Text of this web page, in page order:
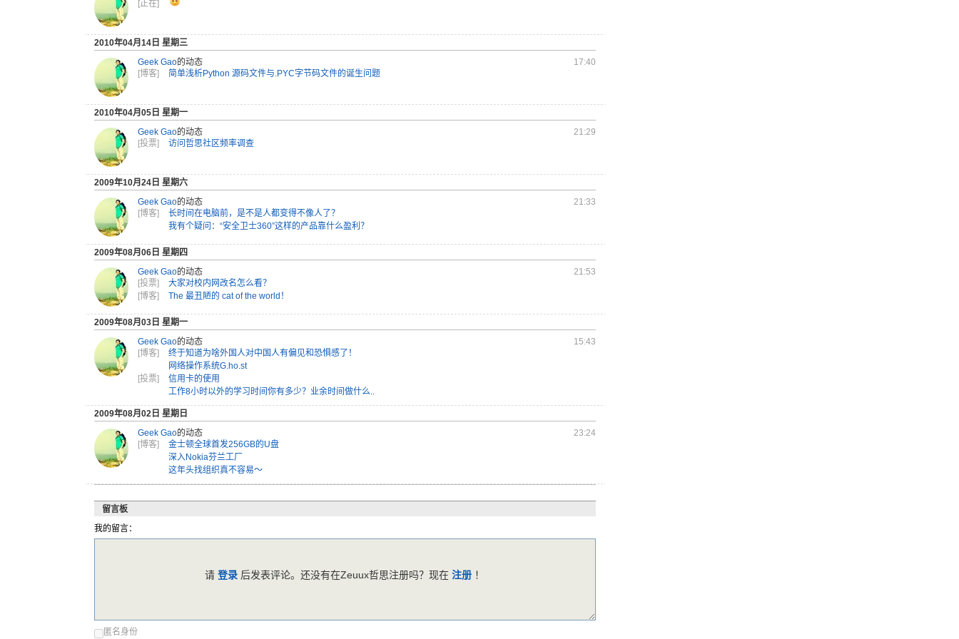
[正在]
2010年04月14日 星期三
Geek Gao的动态
17:40
[博客]
简单浅析Python 源码文件与.PYC字节码文件的诞生问题
2010年04月05日 星期一
Geek Gao的动态
21:29
[投票]
访问哲思社区频率调查
2009年10月24日 星期六
Geek Gao的动态
21:33
[博客]
长时间在电脑前，是不是人都变得不像人了？
我有个疑问：“安全卫士360”这样的产品靠什么盈利？
2009年08月06日 星期四
Geek Gao的动态
21:53
[投票]
大家对校内网改名怎么看？
[博客]
The 最丑陋的 cat of the world！
2009年08月03日 星期一
Geek Gao的动态
15:43
[博客]
终于知道为啥外国人对中国人有偏见和恐惧感了！
网络操作系统G.ho.st
[投票]
信用卡的使用
工作8小时以外的学习时间你有多少？业余时间做什么..
2009年08月02日 星期日
Geek Gao的动态
23:24
[博客]
金士顿全球首发256GB的U盘
深入Nokia芬兰工厂
这年头找组织真不容易～
留言板
我的留言：
匿名身份
请登录 后发表评论。还没有在Zeuux哲思注册吗？现在注册 ！